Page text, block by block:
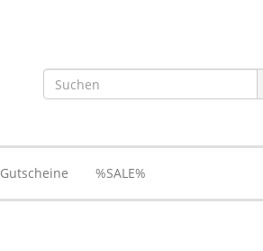
Gutscheine %SALE%